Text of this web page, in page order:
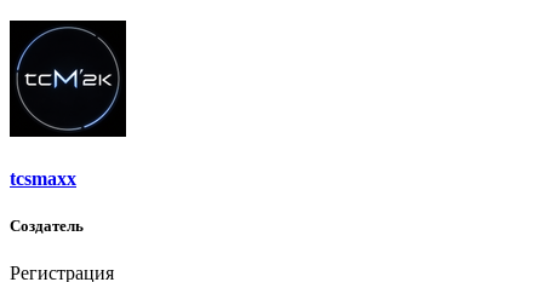
tcsmaxx
Создатель
Регистрация